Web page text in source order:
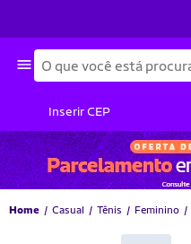
Busca
Inserir CEP
Home Casual Tênis Feminino
-